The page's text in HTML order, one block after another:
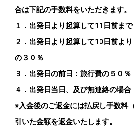
合は下記の手数料をいただきます。
１．出発日より起算して11 日前ま
２．出発日より起算して10 日前よ
の３０％
３．出発日の前日：旅行費の５０％
４．出発日当日、及び無連絡の場
※入金後のご返金には払戻し手数料
引いた金額を返金いたします。